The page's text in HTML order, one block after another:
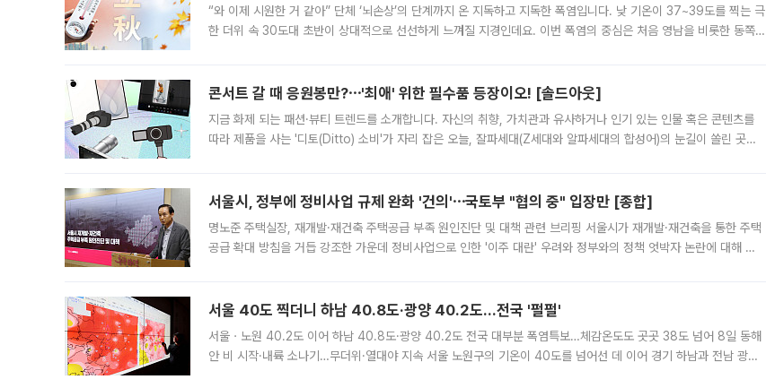
“와 이제 시원한 거 같아” 단체 ‘뇌손상’의 단계까지 온 지독하고 지독한 폭염입니다. 낮 기온이 37~39도를 찍는 극
한 더위 속 30도대 초반이 상대적으로 선선하게 느껴질 지경인데요. 이번 폭염의 중심은 처음 영남을 비롯한 동쪽
콘서트 갈 때 응원봉만?⋯'최애' 위한 필수품 등장이오! [솔드아웃]
지금 화제 되는 패션·뷰티 트렌드를 소개합니다. 자신의 취향, 가치관과 유사하거나 인기 있는 인물 혹은 콘텐츠를
따라 제품을 사는 '디토(Ditto) 소비'가 자리 잡은 오늘, 잘파세대(Z세대와 알파세대의 합성어)의 눈길이 쏠린 곳은
서울시, 정부에 정비사업 규제 완화 '건의'⋯국토부 "협의 중" 입장만 [종합]
명노준 주택실장, 재개발·재건축 주택공급 부족 원인진단 및 대책 관련 브리핑 서울시가 재개발·재건축을 통한 주택
공급 확대 방침을 거듭 강조한 가운데 정비사업으로 인한 '이주 대란' 우려와 정부와의 정책 엇박자 논란에 대해 정
서울 40도 찍더니 하남 40.8도·광양 40.2도…전국 '펄펄'
서울ㆍ노원 40.2도 이어 하남 40.8도·광양 40.2도 전국 대부분 폭염특보…체감온도도 곳곳 38도 넘어 8일 동해
안 비 시작·내륙 소나기…무더위·열대야 지속 서울 노원구의 기온이 40도를 넘어선 데 이어 경기 하남과 전남 광양